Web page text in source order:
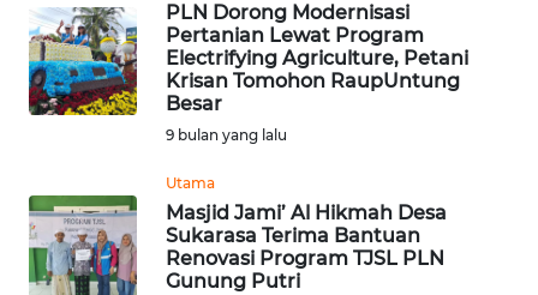
PLN Dorong Modernisasi
Pertanian Lewat Program
Electrifying Agriculture, Petani
Krisan Tomohon RaupUntung
Besar
9 bulan yang lalu
Utama
Masjid Jami’ Al Hikmah Desa
Sukarasa Terima Bantuan
Renovasi Program TJSL PLN
Gunung Putri
WN
TANJUNG
LESUNG
KARO
WN
SIMALUNGUN